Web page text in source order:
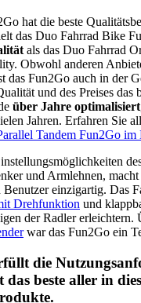
hat die beste
das Duo Fahrrad Bike
als das Duo Fahrrad
Obwohl anderen
das Fun2Go auch in der
und des Preises das
über Jahre optimalisiert
Jahren. Erfahren Sie
Tandem Fun2Go im
und Armlehnen, macht
einzigartig. Das
Drehfunktion und
der Radler erleichtern.
war das Fun2Go ein
die
das beste aller in